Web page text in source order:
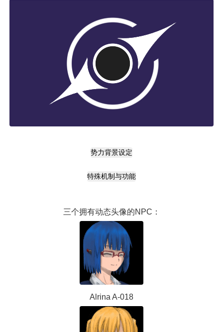
势力背景设定
特殊机制与功能
三个拥有动态头像的NPC：
Alrina A-018